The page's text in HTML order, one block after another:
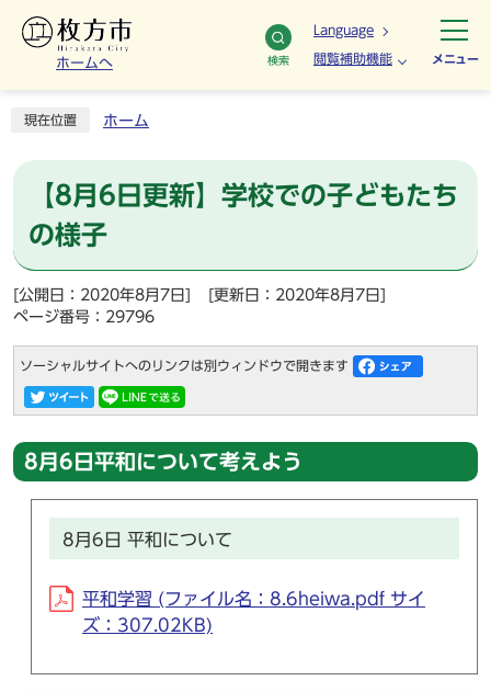
ホームへ 検索
Language
閲覧補助機能 メニュー
現在位置 ホーム
【8月6日更新】学校での子どもたち
の様子
[公開日：2020年8月7日]
[更新日：2020年8月7日]
ページ番号：29796
ソーシャルサイトへのリンクは別ウィンドウで開きます
8月6日平和について考えよう
8月6日 平和について
平和学習 (ファイル名：8.6heiwa.pdf サイ
ズ：307.02KB)